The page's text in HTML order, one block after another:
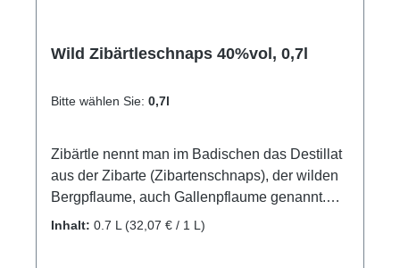
Wild Zibärtleschnaps 40%vol, 0,7l
Bitte wählen Sie: 0,7l
Zibärtle nennt man im Badischen das Destillat
aus der Zibarte (Zibartenschnaps), der wilden
Bergpflaume, auch Gallenpflaume genannt.
Die Früchte sind von bitterherbem Geschmack
Inhalt: 0.7 L (32,07 € / 1 L)